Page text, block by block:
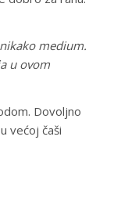
medium.
u ovom
Dovoljno
većoj čaši